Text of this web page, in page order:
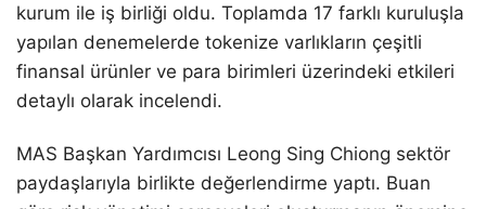
kurum ile iş birliği oldu. Toplamda 17 farklı kuruluşla
yapılan denemelerde tokenize varlıkların çeşitli
finansal ürünler ve para birimleri üzerindeki etkileri
detaylı olarak incelendi.
MAS Başkan Yardımcısı Leong Sing Chiong sektör
paydaşlarıyla birlikte değerlendirme yaptı. Buan